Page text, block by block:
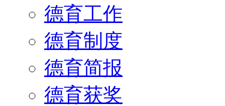
德育工作
德育制度
德育简报
德育获奖